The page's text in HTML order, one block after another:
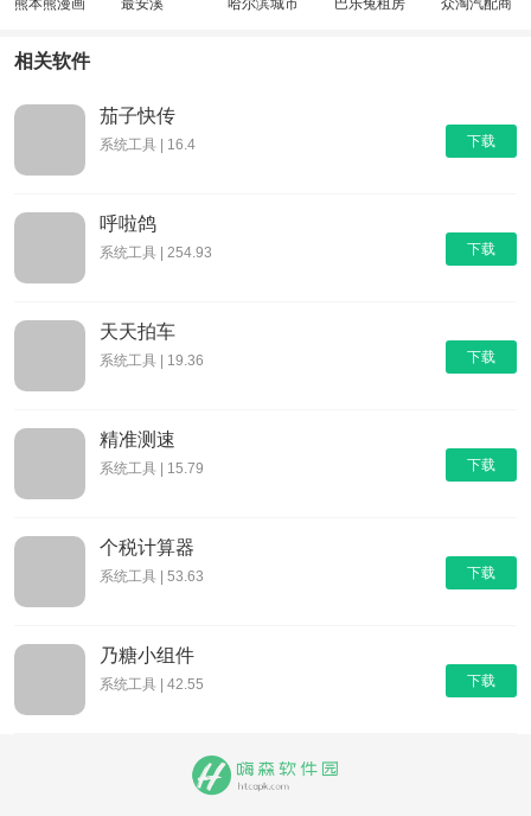
相关软件
下载
茄子快传
系统工具 | 16.4
下载
呼啦鸽
系统工具 | 254.93
下载
天天拍车
系统工具 | 19.36
下载
精准测速
系统工具 | 15.79
下载
个税计算器
系统工具 | 53.63
下载
乃糖小组件
系统工具 | 42.55